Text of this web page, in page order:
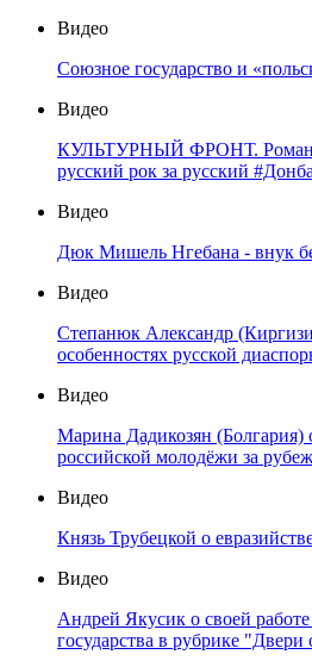
Видео
Союзное государство и
Видео
КУЛЬТУРНЫЙ ФРОНТ. Роман
русский рок за русский
Видео
Дюк Мишель Нгебана - внук
Видео
Степанюк Александр
особенностях русской
Видео
Марина Дадикозян (Болгария)
российской молодёжи за
Видео
Князь Трубецкой о
Видео
Андрей Якусик о своей
государства в рубрике